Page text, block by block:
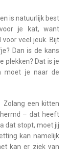
is natuurlijk best
je kat, want
veel jeuk. Bijt
Dan is de kans
plekken? Dat is je
moet je naar de
Zolang een kitten
– dat heeft
dat stopt, moet jij
kan namelijk
kan er ziek van